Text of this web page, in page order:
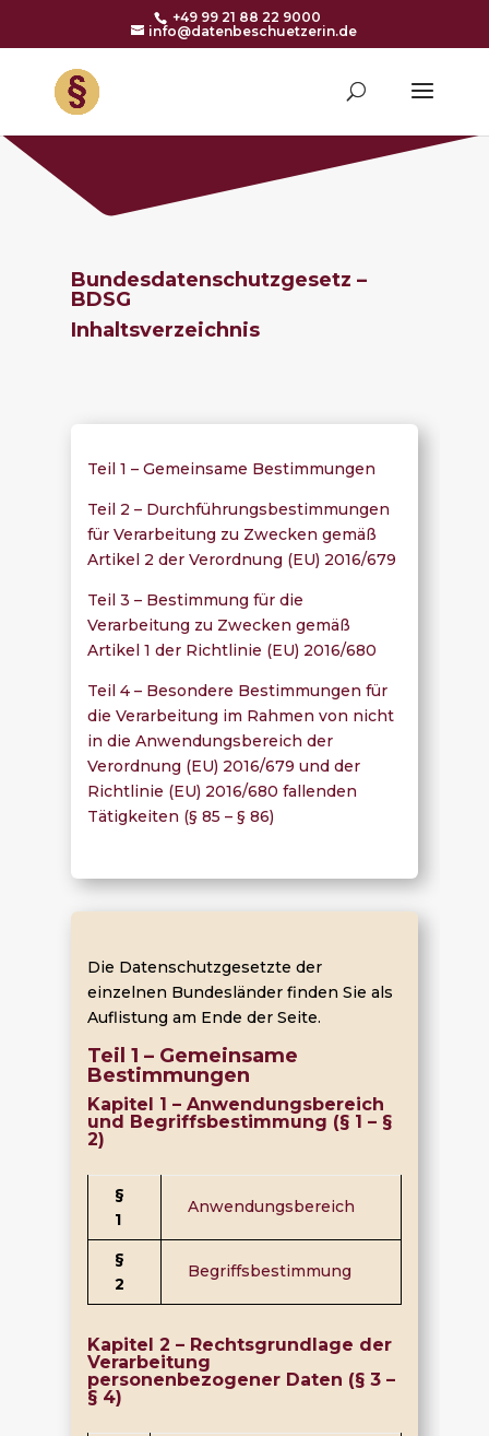
+49 99 21 88 22 9000
info@datenbeschuetzerin.de
Bundesdatenschutzgesetz –
BDSG
Inhaltsverzeichnis
Teil 1 – Gemeinsame Bestimmungen
Teil 2 – Durchführungsbestimmungen
für Verarbeitung zu Zwecken gemäß
Artikel 2 der Verordnung (EU) 2016/679
Teil 3 – Bestimmung für die
Verarbeitung zu Zwecken gemäß
Artikel 1 der Richtlinie (EU) 2016/680
Teil 4 – Besondere Bestimmungen für
die Verarbeitung im Rahmen von nicht
in die Anwendungsbereich der
Verordnung (EU) 2016/679 und der
Richtlinie (EU) 2016/680 fallenden
Tätigkeiten (§ 85 – § 86)
Die Datenschutzgesetzte der
einzelnen Bundesländer finden Sie als
Auflistung am Ende der Seite.
Teil 1 – Gemeinsame
Bestimmungen
Kapitel 1 – Anwendungsbereich
und Begriffsbestimmung (§ 1 – §
2)
§
1
Anwendungsbereich
§
2
Begriffsbestimmung
Kapitel 2 – Rechtsgrundlage der
Verarbeitung
personenbezogener Daten (§ 3 –
§ 4)